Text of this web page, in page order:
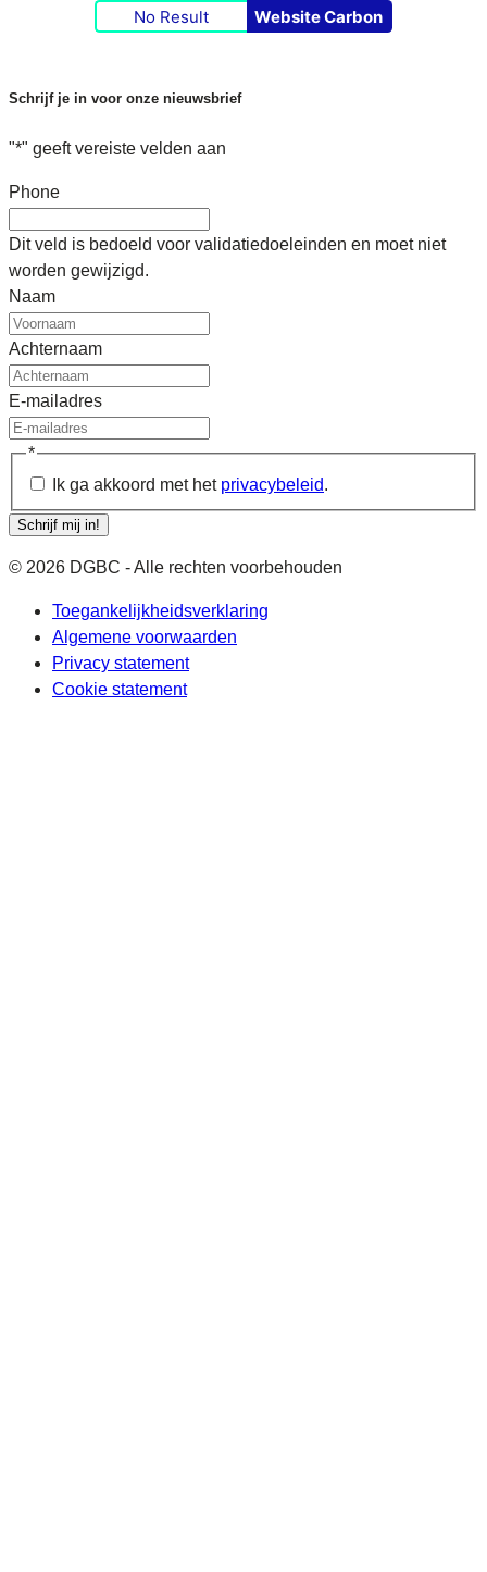
No Result Website Carbon
Schrijf je in voor onze nieuwsbrief
"*" geeft vereiste velden aan
Phone
Dit veld is bedoeld voor validatiedoeleinden en moet niet
worden gewijzigd.
Naam
Achternaam
E-mailadres
*
Ik ga akkoord met het privacybeleid.
Schrijf mij in!
© 2026 DGBC - Alle rechten voorbehouden
Toegankelijkheidsverklaring
Algemene voorwaarden
Privacy statement
Cookie statement